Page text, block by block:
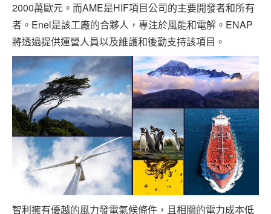
2000萬歐元。而AME是HIF項目公司的主要開發者和所有
者。Enel是該工廠的合夥人，專注於風能和電解。ENAP
將透過提供運營人員以及維護和後勤支持該項目。
智利擁有優越的風力發電氣候條件，且相關的電力成本低